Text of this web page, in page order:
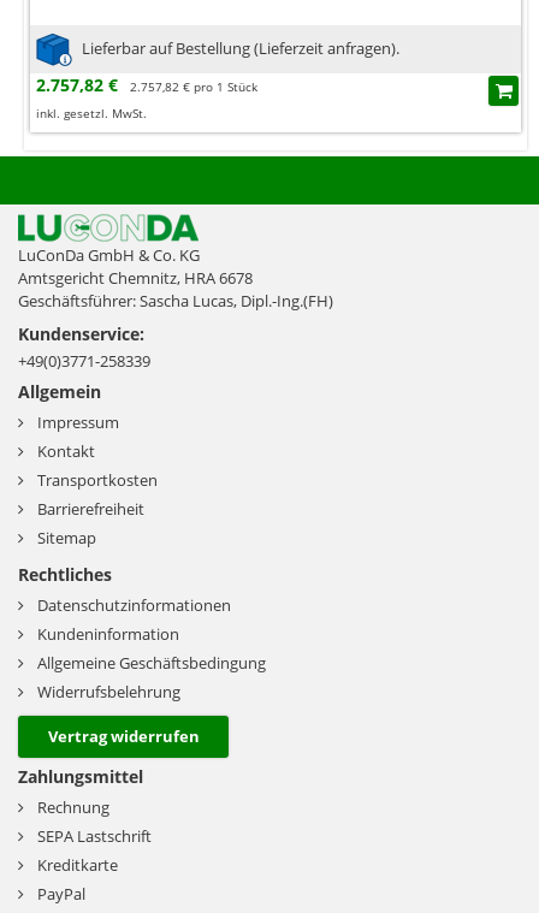
Lieferbar auf Bestellung (Lieferzeit anfragen).
2.757,82 €
2.757,82 € pro 1 Stück
inkl. gesetzl. MwSt.
LuConDa GmbH & Co. KG
Amtsgericht Chemnitz, HRA 6678
Geschäftsführer: Sascha Lucas, Dipl.-Ing.(FH)
Kundenservice:
+49(0)3771-258339
Allgemein
Impressum
Kontakt
Transportkosten
Barrierefreiheit
Sitemap
Rechtliches
Datenschutzinformationen
Kundeninformation
Allgemeine Geschäftsbedingung
Widerrufsbelehrung
Vertrag widerrufen
Zahlungsmittel
Rechnung
SEPA Lastschrift
Kreditkarte
PayPal